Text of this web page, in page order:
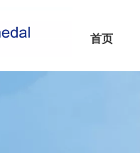
首页